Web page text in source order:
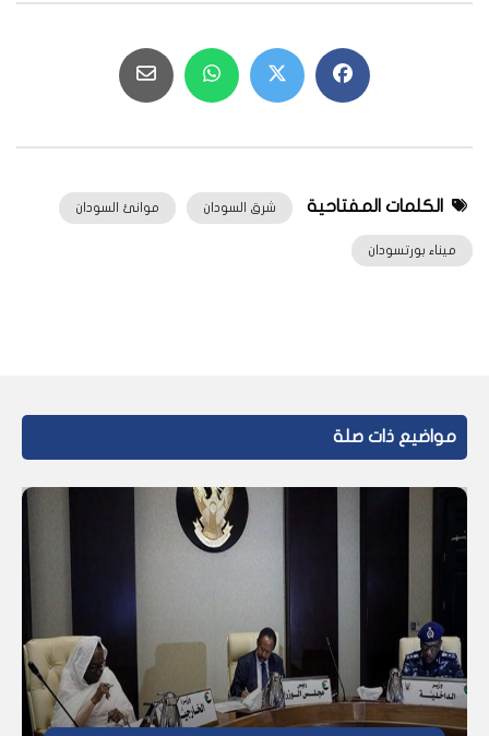
الكلمات المفتاحية شرق السودان موانئ السودان
ميناء بورتسودان
مواضيع ذات صلة